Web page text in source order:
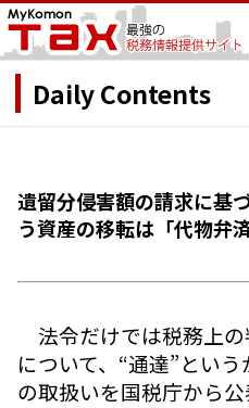
Daily Contents
遺留分侵害額の請求に基
う資産の移転は「代物
法令だけでは税務上
について、“通達”とい
の取扱いを国税庁から公